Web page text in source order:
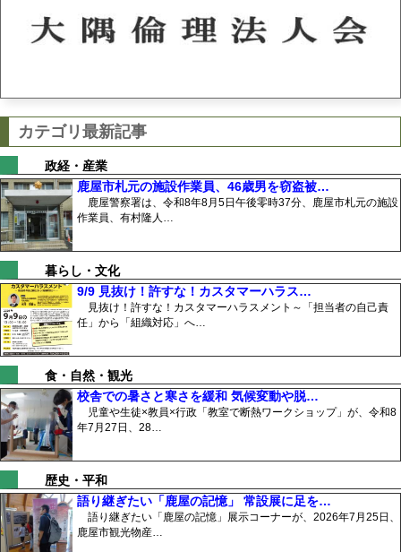
カテゴリ最新記事
政経・産業
鹿屋市札元の施設作業員、46歳男を窃盗被…
鹿屋警察署は、令和8年8月5日午後零時37分、鹿屋市札元の施設
作業員、有村隆人…
暮らし・文化
9/9 見抜け！許すな！カスタマーハラス…
見抜け！許すな！カスタマーハラスメント～「担当者の自己責
任」から「組織対応」へ…
食・自然・観光
校舎での暑さと寒さを緩和 気候変動や脱…
児童や生徒×教員×行政「教室で断熱ワークショップ」が、令和8
年7月27日、28…
歴史・平和
語り継ぎたい「鹿屋の記憶」 常設展に足を…
語り継ぎたい「鹿屋の記憶」展示コーナーが、2026年7月25日、
鹿屋市観光物産…